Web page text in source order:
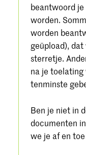
beantwoord
worden.
worden
geüpload),
sterretje.
na je
tenminste
Ben je niet in
documenten
we je af en